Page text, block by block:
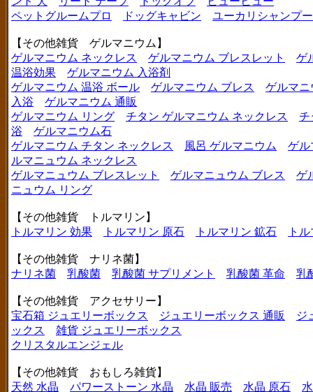
ペットグルームプロ
ドッグキャビン ユーカリシャンプー
【その他雑貨 ゲルマニウム】
ゲルマニウム ネックレス
ゲルマニウム ブレスレット
ゲ
温浴効果
ゲルマニウム 入浴剤
ゲルマニウム 温浴 ボール
ゲルマニウム ブレス
ゲルマニ
入浴
ゲルマニウム 通販
ゲルマニウム リング
チタン ゲルマニウム ネックレス
チ
浴
ゲルマニウム石
ゲルマニウム チタン ネックレス
風呂 ゲルマニウム
ゲル
ルマニュウム ネックレス
ゲルマニュウム ブレスレット
ゲルマニュウム ブレス
ゲ
ニュウム リング
【その他雑貨 トルマリン】
トルマリン 効果
トルマリン 原石 トルマリン 鉱石 ト
【その他雑貨 ナリネ菌】
ナリネ菌
乳酸菌 乳酸菌 サプリメント 乳酸菌 革命 乳
【その他雑貨 アクセサリー】
宝石箱 ジュエリーボックス
ジュエリーボックス 通販
ジ
ックス
雑貨 ジュエリーボックス
クリスタルエンジェル
【その他雑貨 おもしろ雑貨】
天然 水晶
パワーストーン 水晶 水晶 販売 水晶 原石